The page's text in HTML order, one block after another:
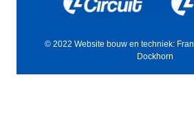
© 2022 Website bouw en techniek:
Dockhorn